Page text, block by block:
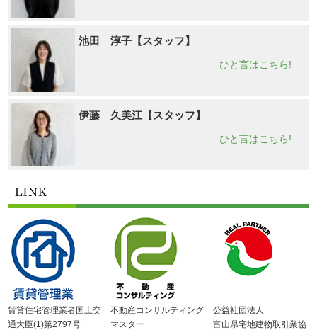
池田 淳子【スタッフ】
ひと言はこちら!
伊藤 久美江【スタッフ】
ひと言はこちら!
賃貸住宅管理業者国土交
通大臣(1)第2797号
不動産コンサルティング
マスター
公益社団法人
富山県宅地建物取引業協